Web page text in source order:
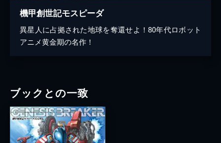
機甲創世記モスピーダ
異星人に占拠された地球を奪還せよ！80年代ロボット
アニメ黄金期の名作！
ブックとの一致